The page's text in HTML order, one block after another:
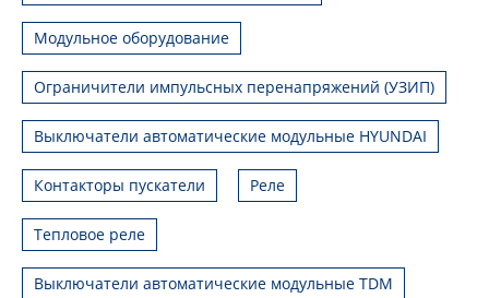
Модульное оборудование
Ограничители импульсных перенапряжений (УЗИП)
Выключатели автоматические модульные HYUNDAI
Контакторы пускатели Реле
Тепловое реле
Выключатели автоматические модульные TDM